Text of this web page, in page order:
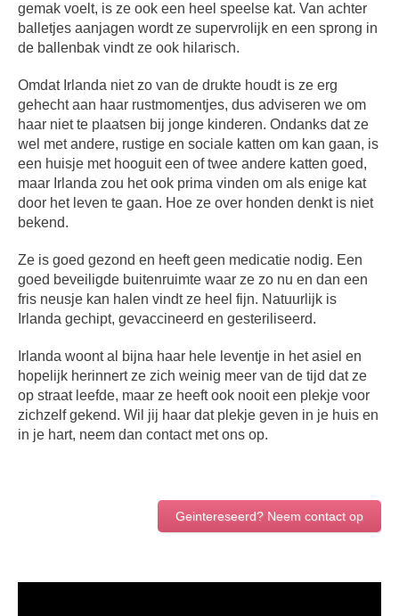
gemak voelt, is ze ook een heel speelse kat. Van achter
balletjes aanjagen wordt ze supervrolijk en een sprong in
de ballenbak vindt ze ook hilarisch.
Omdat Irlanda niet zo van de drukte houdt is ze erg
gehecht aan haar rustmomentjes, dus adviseren we om
haar niet te plaatsen bij jonge kinderen. Ondanks dat ze
wel met andere, rustige en sociale katten om kan gaan, is
een huisje met hooguit een of twee andere katten goed,
maar Irlanda zou het ook prima vinden om als enige kat
door het leven te gaan. Hoe ze over honden denkt is niet
bekend.
Ze is goed gezond en heeft geen medicatie nodig. Een
goed beveiligde buitenruimte waar ze zo nu en dan een
fris neusje kan halen vindt ze heel fijn. Natuurlijk is
Irlanda gechipt, gevaccineerd en gesteriliseerd.
Irlanda woont al bijna haar hele leventje in het asiel en
hopelijk herinnert ze zich weinig meer van de tijd dat ze
op straat leefde, maar ze heeft ook nooit een plekje voor
zichzelf gekend. Wil jij haar dat plekje geven in je huis en
in je hart, neem dan contact met ons op.
Geintereseerd? Neem contact op